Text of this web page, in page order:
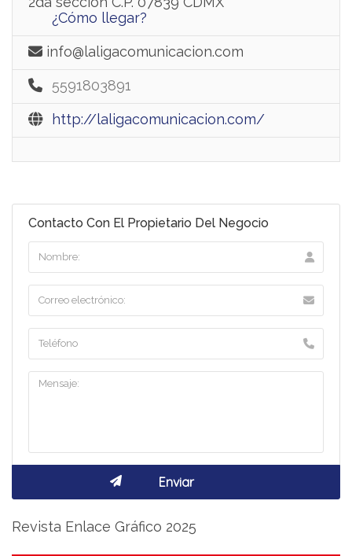
¿Cómo llegar?
info@laligacomunicacion.com
5591803891
http://laligacomunicacion.com/
Contacto Con El Propietario Del Negocio
Revista Enlace Gráfico 2025